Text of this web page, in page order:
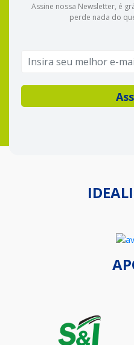
Assine nossa Newsletter, é
perde nada do